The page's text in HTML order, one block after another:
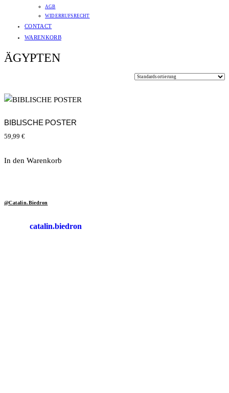
AGB
WIDERRUFSRECHT
CONTACT
WARENKORB
ÄGYPTEN
BIBLISCHE POSTER
59,99 €
In den Warenkorb
@Catalin.Biedron
catalin.biedron